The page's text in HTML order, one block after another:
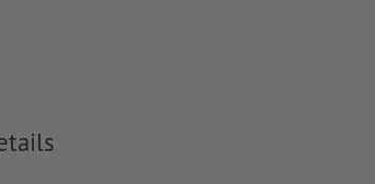
correct?